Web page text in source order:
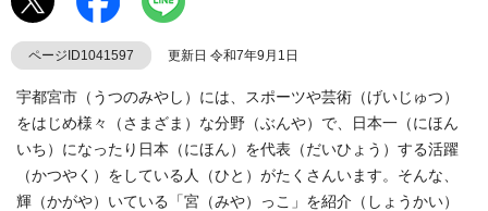
ページID1041597 更新日 令和7年9月1日
宇都宮市（うつのみやし）には、スポーツや芸術（げいじゅつ）
をはじめ様々（さまざま）な分野（ぶんや）で、日本一（にほん
いち）になったり日本（にほん）を代表（だいひょう）する活躍
（かつやく）をしている人（ひと）がたくさんいます。そんな、
輝（かがや）いている「宮（みや）っこ」を紹介（しょうかい）